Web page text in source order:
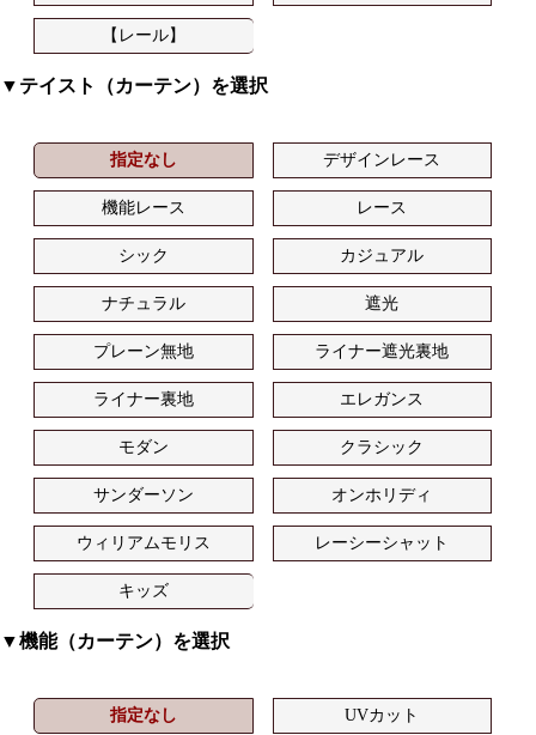
【レール】
▼テイスト（カーテン）を選択
指定なし デザインレース
機能レース レース
シック カジュアル
ナチュラル 遮光
プレーン無地 ライナー遮光裏地
ライナー裏地 エレガンス
モダン クラシック
サンダーソン オンホリディ
ウィリアムモリス レーシーシャット
キッズ
▼機能（カーテン）を選択
指定なし UVカット